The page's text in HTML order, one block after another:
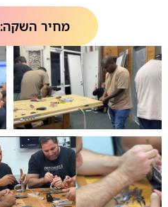
מחיר השקה: 2,900